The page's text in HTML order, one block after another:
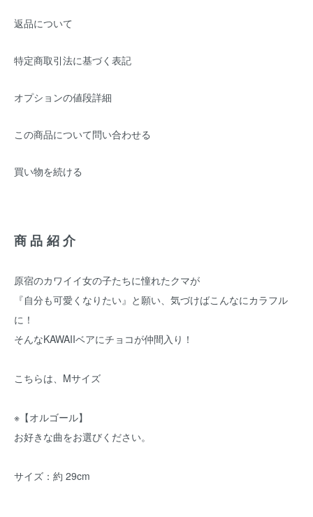
返品について
特定商取引法に基づく表記
オプションの値段詳細
この商品について問い合わせる
買い物を続ける
商品紹介
原宿のカワイイ女の子たちに憧れたクマが
『自分も可愛くなりたい』と願い、気づけばこんなにカラフル
に！
そんなKAWAIIベアにチョコが仲間入り！
こちらは、Mサイズ
※【オルゴール】
お好きな曲をお選びください。
サイズ：約 29cm